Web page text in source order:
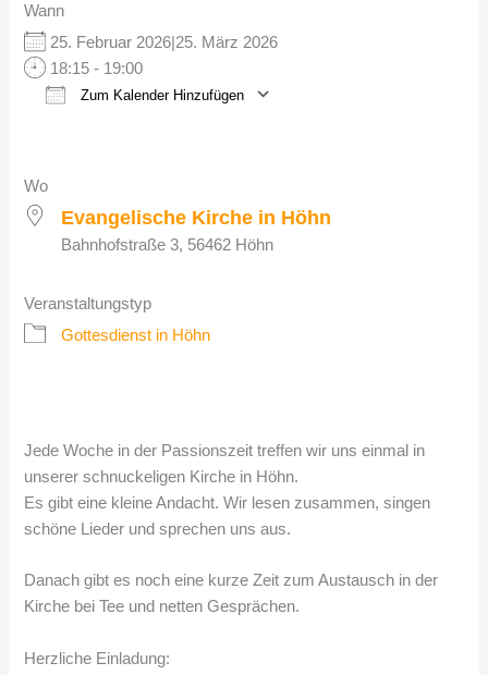
Wann
25. Februar 2026|25. März 2026
18:15 - 19:00
Zum Kalender Hinzufügen
Wo
Evangelische Kirche in Höhn
Bahnhofstraße 3, 56462 Höhn
Veranstaltungstyp
Gottesdienst in Höhn
Jede Woche in der Passionszeit treffen wir uns einmal in
unserer schnuckeligen Kirche in Höhn.
Es gibt eine kleine Andacht. Wir lesen zusammen, singen
schöne Lieder und sprechen uns aus.
Danach gibt es noch eine kurze Zeit zum Austausch in der
Kirche bei Tee und netten Gesprächen.
Herzliche Einladung: